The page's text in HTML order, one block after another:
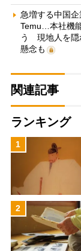
急増する中国企
Temu…本社機
う 現地人を隠
懸念も
関連記事
ランキング
1
2